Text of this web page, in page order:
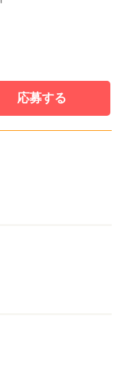
応募する